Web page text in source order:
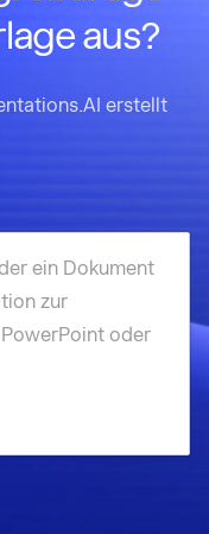
aus?
erstellt